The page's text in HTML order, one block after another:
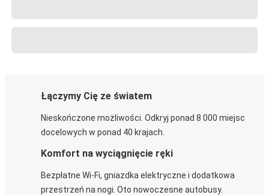
Łączymy Cię ze światem
Nieskończone możliwości. Odkryj ponad 8 000 miejsc
docelowych w ponad 40 krajach.
Komfort na wyciągnięcie ręki
Bezpłatne Wi-Fi, gniazdka elektryczne i dodatkowa
przestrzeń na nogi. Oto nowoczesne autobusy.